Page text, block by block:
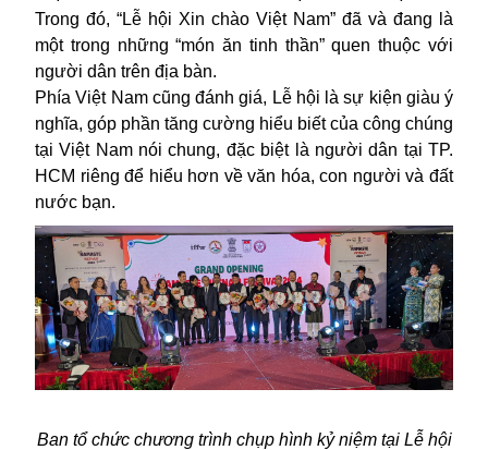
Trong đó, “Lễ hội Xin chào Việt Nam” đã và đang là
một trong những “món ăn tinh thần” quen thuộc với
người dân trên địa bàn.
Phía Việt Nam cũng đánh giá, Lễ hội là sự kiện giàu ý
nghĩa, góp phần tăng cường hiểu biết của công chúng
tại Việt Nam nói chung, đặc biệt là người dân tại TP.
HCM riêng để hiểu hơn về văn hóa, con người và đất
nước bạn.
Ban tổ chức chương trình chụp hình kỷ niệm tại Lễ hội